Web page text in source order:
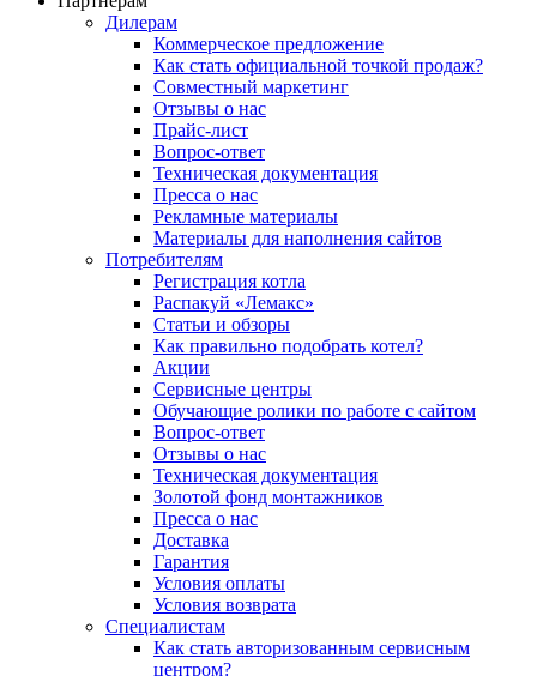
Дилерам
Коммерческое предложение
Как стать официальной точкой продаж?
Совместный маркетинг
Отзывы о нас
Прайс-лист
Вопрос-ответ
Техническая документация
Пресса о нас
Рекламные материалы
Материалы для наполнения сайтов
Потребителям
Регистрация котла
Распакуй «Лемакс»
Статьи и обзоры
Как правильно подобрать котел?
Акции
Сервисные центры
Обучающие ролики по работе с сайтом
Вопрос-ответ
Отзывы о нас
Техническая документация
Золотой фонд монтажников
Пресса о нас
Доставка
Гарантия
Условия оплаты
Условия возврата
Специалистам
Как стать авторизованным сервисным
центром?